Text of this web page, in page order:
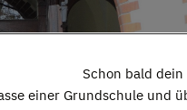
eigentlichen Inhalt
Bitte beachten Sie,
Schon bald dein
einer Grundschule und